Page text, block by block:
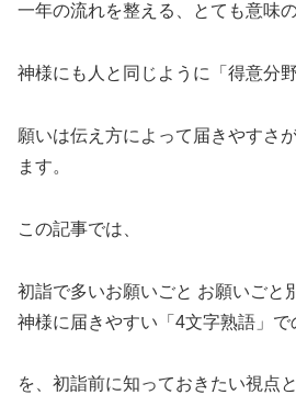
一年の流れを整える、とても意味
神様にも人と同じように「得意分
願いは伝え方によって届きやすさ
ます。
この記事では、
初詣で多いお願いごと お願いごと
神様に届きやすい「4文字熟語」で
を、初詣前に知っておきたい視点